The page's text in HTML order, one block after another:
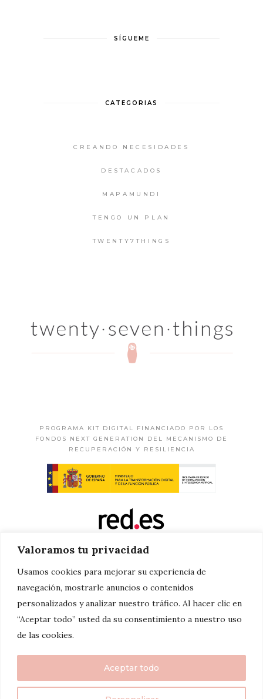
Valoramos tu privacidad
Usamos cookies para mejorar su experiencia de
navegación, mostrarle anuncios o contenidos
personalizados y analizar nuestro tráfico. Al hacer clic en
“Aceptar todo” usted da su consentimiento a nuestro uso
de las cookies.
Aceptar todo
SÍGUEME
CATEGORIAS
CREANDO NECESIDADES
DESTACADOS
MAPAMUNDI
TENGO UN PLAN
TWENTY7THINGS
PROGRAMA KIT DIGITAL FINANCIADO POR LOS
FONDOS NEXT GENERATION DEL MECANISMO DE
RECUPERACIÓN Y RESILIENCIA